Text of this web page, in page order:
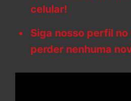
celular!
Siga nosso perfil
perder nenhuma